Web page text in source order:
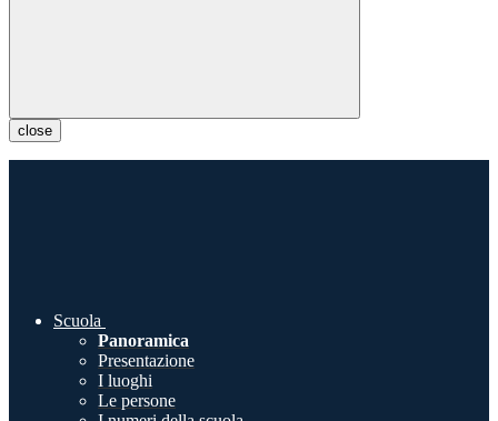
close
Scuola
Panoramica
Presentazione
I luoghi
Le persone